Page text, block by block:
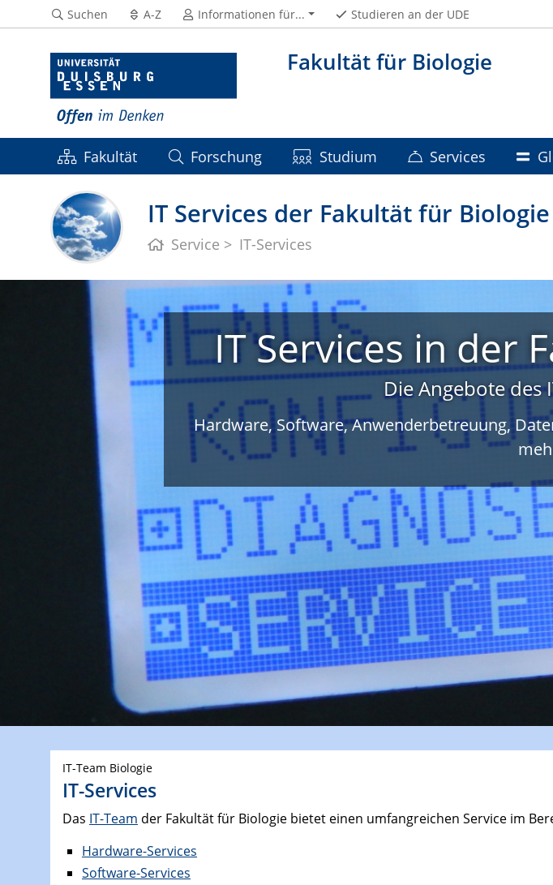
Fakultät für Biologie
Suchen A-Z Informationen für... Studieren an der UDE
Fakultät Forschung Studium Services
IT Services der Fakultät für Biologie
Service IT-Services
IT Services in der
Die Angebote des
Hardware, Software, Anwenderbetreuung,
IT-Team Biologie
IT-Services
Das IT-Team der Fakultät für Biologie bietet einen umfangreichen Service im
Hardware-Services
Software-Services